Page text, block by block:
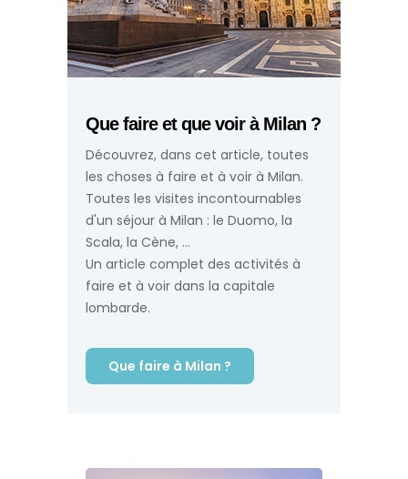
Que faire et que voir à Milan ?
Découvrez, dans cet article, toutes
les choses à faire et à voir à Milan.
Toutes les visites incontournables
d'un séjour à Milan : le Duomo, la
Scala, la Cène, ...
Un article complet des activités à
faire et à voir dans la capitale
lombarde.
Que faire à Milan ?